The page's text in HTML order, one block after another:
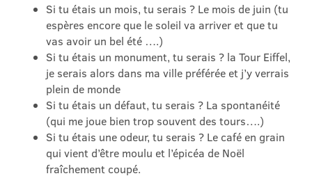
Si tu étais un mois, tu serais ? Le mois de juin (tu
espères encore que le soleil va arriver et que tu
vas avoir un bel été ….)
Si tu étais un monument, tu serais ? la Tour Eiffel,
je serais alors dans ma ville préférée et j’y verrais
plein de monde
Si tu étais un défaut, tu serais ? La spontanéité
(qui me joue bien trop souvent des tours….)
Si tu étais une odeur, tu serais ? Le café en grain
qui vient d’être moulu et l’épicéa de Noël
fraîchement coupé.